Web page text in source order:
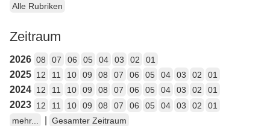
Alle Rubriken
Zeitraum
2026 08 07 06 05 04 03 02 01
2025 12 11 10 09 08 07 06 05 04 03 02 01
2024 12 11 10 09 08 07 06 05 04 03 02 01
2023 12 11 10 09 08 07 06 05 04 03 02
01
mehr...
Gesamter Zeitraum